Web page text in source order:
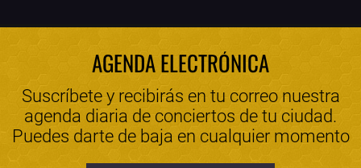
AGENDA ELECTRÓNICA
Suscríbete y recibirás en tu correo nuestra
agenda diaria de conciertos de tu ciudad.
Puedes darte de baja en cualquier momento